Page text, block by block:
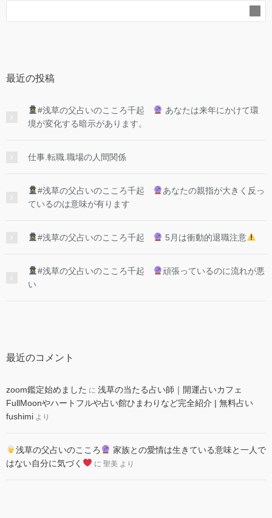
最近の投稿
#浅草の父占いのこころ千起
あなたは来年にかけて環
境が変化する暗示があります。
仕事.転職.職場の人間関係
#浅草の父占いのこころ千起
あなたの親指が大きく反っ
ているのは意味が有ります
#浅草の父占いのこころ千起 5月は衝動的退職注意
#浅草の父占いのこころ千起
頑張っているのに流れが悪
い
最近のコメント
zoom鑑定始めました に 浅草の当たる占い師｜開運占いカフェ
FullMoonやハートフルや占い館ひまわりなど完全紹介 | 無料占い
fushimi より
浅草の父占いのこころ
家族との愛情は生きている意味と一人で
はない自分に気づく
に 聖美より